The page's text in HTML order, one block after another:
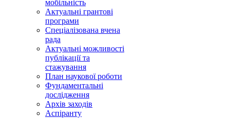
мобільність
Актуальні грантові
програми
Спеціалізована вчена
рада
Актуальні можливості
публікації та
стажування
План наукової роботи
Фундаментальні
дослідження
Архів заходів
Аспіранту